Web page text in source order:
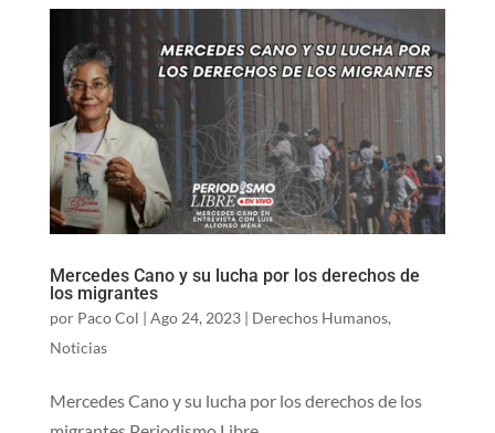
Mercedes Cano y su lucha por los derechos de
los migrantes
por Paco Col | Ago 24, 2023| Derechos Humanos,
Noticias
Mercedes Cano y su lucha por los derechos de los